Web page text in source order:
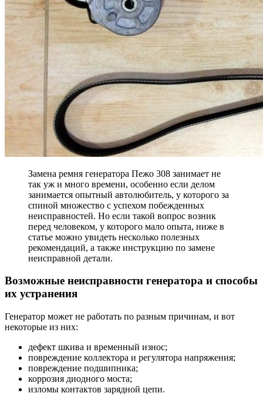
Замена ремня генератора Пежо 308 занимает не
так уж и много времени, особенно если делом
занимается опытный автолюбитель, у которого за
спиной множество с успехом побежденных
неисправностей. Но если такой вопрос возник
перед человеком, у которого мало опыта, ниже в
статье можно увидеть несколько полезных
рекомендаций, а также инструкцию по замене
неисправной детали.
Возможные неисправности генератора и способы
их устранения
Генератор может не работать по разным причинам, и вот
некоторые из них:
дефект шкива и временный износ;
повреждение коллектора и регулятора напряжения;
повреждение подшипника;
коррозия диодного моста;
изломы контактов зарядной цепи.